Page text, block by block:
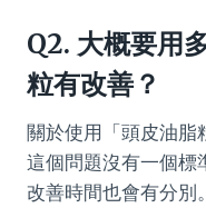
Q2. 大概要用
粒有改善？
關於使用「頭皮油脂
這個問題沒有一個標
改善時間也會有分別